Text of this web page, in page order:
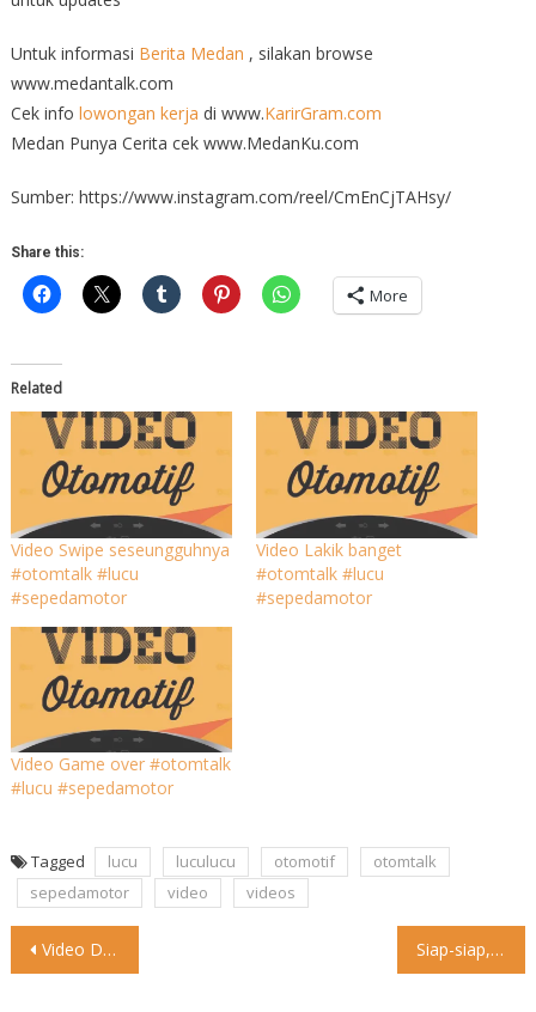
Untuk informasi Berita Medan , silakan browse
www.medantalk.com
Cek info lowongan kerja di www.KarirGram.com
Medan Punya Cerita cek www.MedanKu.com
Sumber: https://www.instagram.com/reel/CmEnCjTAHsy/
Share this:
More
Related
Video Swipe seseungguhnya
#otomtalk #lucu
#sepedamotor
Video Lakik banget
#otomtalk #lucu
#sepedamotor
Video Game over #otomtalk
#lucu #sepedamotor
Tagged lucu luculucu otomotif
otomtalk
sepedamotor
video videos
Post
Video Dari video ini, kita sadar…. Pengen merasakan hal yang Siap-siap, Bayar Tol Tanpa Berhenti Berlaku Juni 2023 Pemerintah berencana